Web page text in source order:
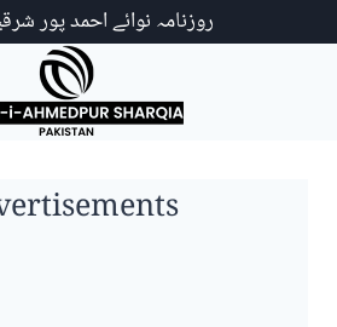
روزنامہ نوائے احمد پور